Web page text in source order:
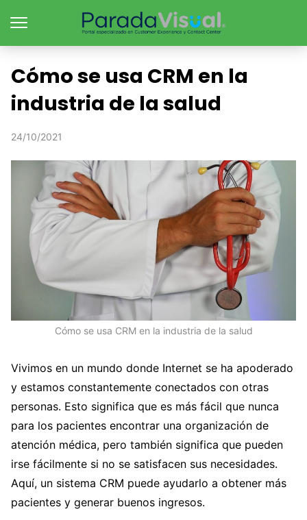
Cómo se usa CRM en la
industria de la salud
24/10/2021
Cómo se usa CRM en la industria de la salud
Vivimos en un mundo donde Internet se ha apoderado
y estamos constantemente conectados con otras
personas. Esto significa que es más fácil que nunca
para los pacientes encontrar una organización de
atención médica, pero también significa que pueden
irse fácilmente si no se satisfacen sus necesidades.
Aquí, un sistema CRM puede ayudarlo a obtener más
pacientes y generar buenos ingresos.